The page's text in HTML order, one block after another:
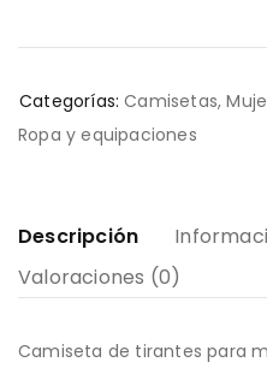
Categorías: Camisetas,
Ropa y equipaciones
Descripción
Valoraciones (0)
Camiseta de tirantes para